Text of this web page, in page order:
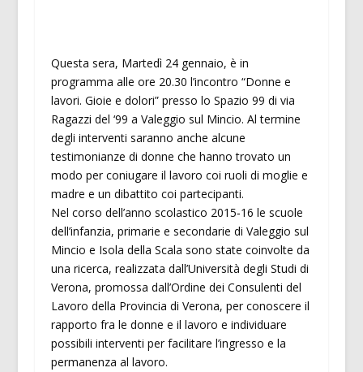
Questa sera, Martedì 24 gennaio, è in
programma alle ore 20.30 l’incontro “Donne e
lavori. Gioie e dolori” presso lo Spazio 99 di via
Ragazzi del ‘99 a Valeggio sul Mincio. Al termine
degli interventi saranno anche alcune
testimonianze di donne che hanno trovato un
modo per coniugare il lavoro coi ruoli di moglie e
madre e un dibattito coi partecipanti.
Nel corso dell’anno scolastico 2015‐16 le scuole
dell’infanzia, primarie e secondarie di Valeggio sul
Mincio e Isola della Scala sono state coinvolte da
una ricerca, realizzata dall’Università degli Studi di
Verona, promossa dall’Ordine dei Consulenti del
Lavoro della Provincia di Verona, per conoscere il
rapporto fra le donne e il lavoro e individuare
possibili interventi per facilitare l’ingresso e la
permanenza al lavoro.